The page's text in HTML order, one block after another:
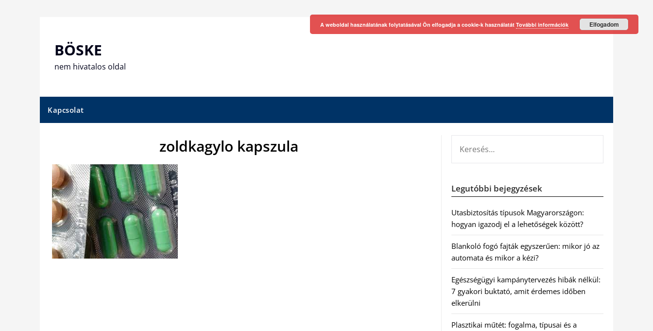
BÖSKE
nem hivatalos oldal
Kapcsolat
zoldkagylo kapszula
Legutóbbi bejegyzések
Utasbiztosítás típusok Magyarországon:
hogyan igazodj el a lehetőségek között?
Blankoló fogó fajták egyszerűen: mikor jó az
automata és mikor a kézi?
Egészségügyi kampánytervezés hibák nélkül:
7 gyakori buktató, amit érdemes időben
elkerülni
Plasztikai műtét: fogalma, típusai és a
A weboldal használatának folytatásával Ön elfogadja a cookie-k használatát További információk Elfogadom